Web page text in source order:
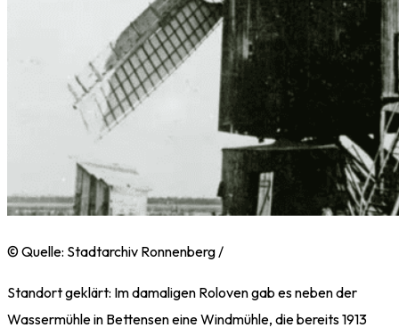
© Quelle: Stadtarchiv Ronnenberg /
Standort geklärt: Im damaligen Roloven gab es neben der
Wassermühle in Bettensen eine Windmühle, die bereits 1913